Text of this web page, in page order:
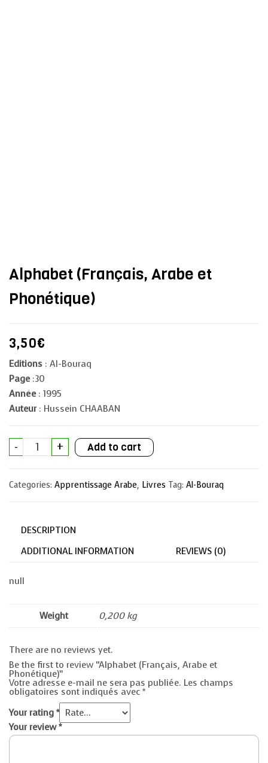
Alphabet (Français, Arabe et
Phonétique)
3,50€
Editions : Al-Bouraq
Page:30
Année : 1995
Auteur : Hussein CHAABAN
- Alphabet
(Français,
Arabe
quantity
+ Add to cart
Categories: Apprentissage Arabe, Livres Tag: Al-Bouraq
DESCRIPTION
ADDITIONAL INFORMATION
REVIEWS (0)
null
Weight 0,200 kg
There are no reviews yet.
Be the first to review “Alphabet (Français, Arabe et
Phonétique)”
Votre adresse e-mail ne sera pas publiée. Les champs
obligatoires sont indiqués avec *
Your rating *
Your review*